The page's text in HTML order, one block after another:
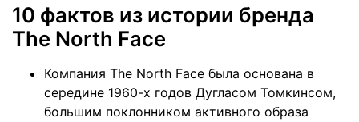
10 фактов из истории бренда
The North Face
Компания The North Face была основана в
середине 1960-х годов Дугласом Томкинсом,
большим поклонником активного образа